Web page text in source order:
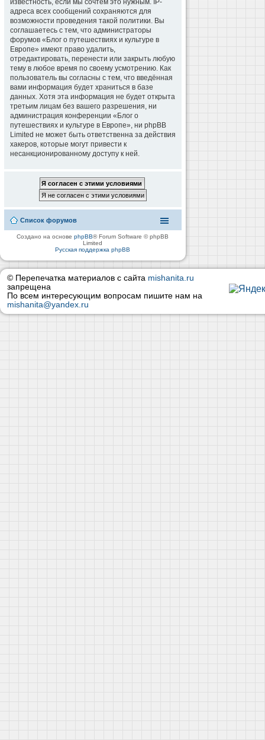
известность, если мы сочтём это нужным. IP-
адреса всех сообщений сохраняются для
возможности проведения такой политики. Вы
соглашаетесь с тем, что администраторы
форумов «Блог о путешествиях и культуре в
Европе» имеют право удалить,
отредактировать, перенести или закрыть любую
тему в любое время по своему усмотрению. Как
пользователь вы согласны с тем, что введённая
вами информация будет храниться в базе
данных. Хотя эта информация не будет открыта
третьим лицам без вашего разрешения, ни
администрация конференции «Блог о
путешествиях и культуре в Европе», ни phpBB
Limited не может быть ответственна за действия
хакеров, которые могут привести к
несанкционированному доступу к ней.
Список форумов
Создано на основеphpBB® Forum Software © phpBB
Limited
Русская поддержка phpBB
© Перепечатка материалов с сайта mishanita.ru
запрещена
По всем интересующим вопросам пишите нам на
mishanita@yandex.ru